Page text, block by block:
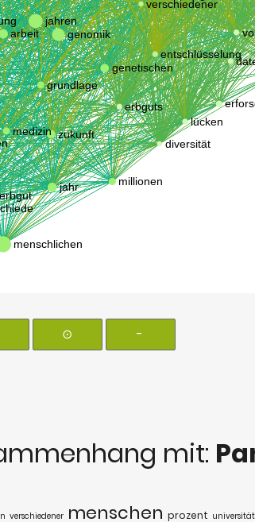
⊙ -
mit:
verschiedener menschen prozent universität